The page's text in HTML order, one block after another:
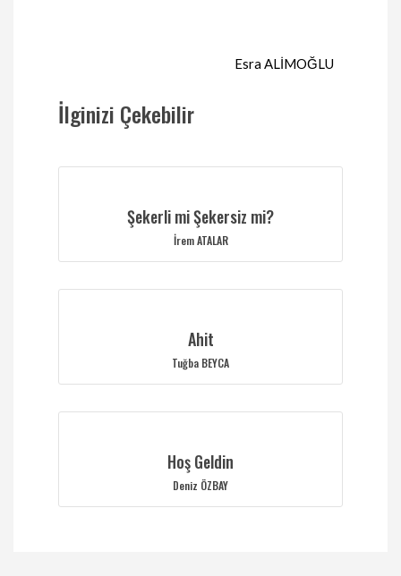
Esra ALİMOĞLU
İlginizi Çekebilir
Şekerli mi Şekersiz mi?
İrem ATALAR
Ahit
Tuğba BEYCA
Hoş Geldin
Deniz ÖZBAY